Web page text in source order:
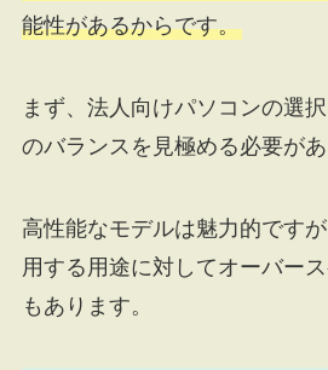
能性があるからです。
まず、法人向けパソコンの選
のバランスを見極める必要があ
高性能なモデルは魅力的です
用する用途に対してオーバー
もあります。